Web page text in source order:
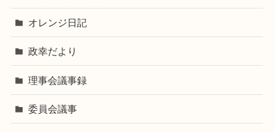
オレンジ日記
政幸だより
理事会議事録
委員会議事